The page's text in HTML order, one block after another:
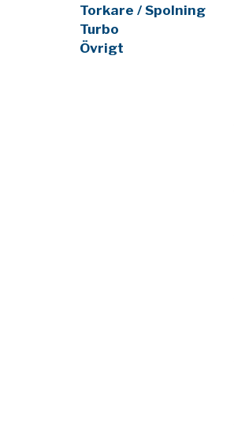
Torkare / Spolning
Turbo
Övrigt